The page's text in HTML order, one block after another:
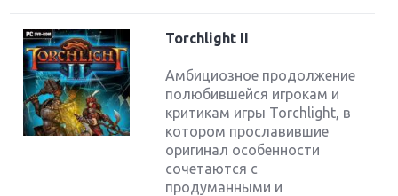
Torchlight II
Амбициозное продолжение
полюбившейся игрокам и
критикам игры Torchlight, в
котором прославившие
оригинал особенности
сочетаются с
продуманными и